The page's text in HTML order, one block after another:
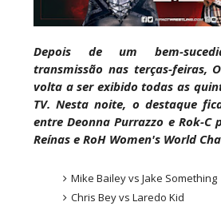
Estreia no Main Roster à
marca "Vice City" para Lola
SCSA867-Aug 07 2026
Recomeço na AEW: Daniel
Jon Moxley salvou a
junto dos fãs
Aug 07 2026
Depois de um bem-
transmissão nas terças-feiras,
volta a ser exibido todas as
TV. Nesta noite, o destaque
entre Deonna Purrazzo e Rok-C
Reínas e RoH Women's World
Mike Bailey vs Jake Something
Chris Bey vs Laredo Kid